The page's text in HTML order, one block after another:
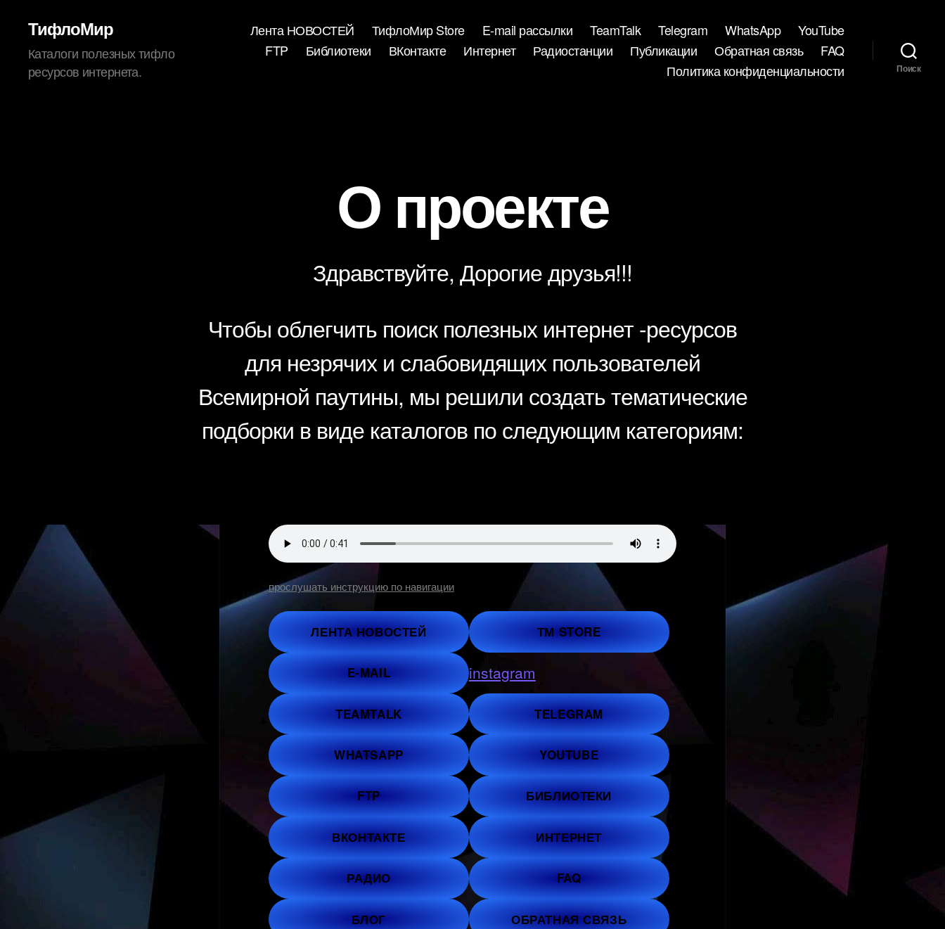
ТифлоМир
Каталоги полезных тифло
ресурсов интернета.
Лента НОВОСТЕЙ ТифлоМир Store E-mail рассылки TeamTalk Telegram WhatsApp
YouTube
FTP
Библиотеки ВКонтакте Интернет Радиостанции Публикации Обратная связь
FAQ
Политика конфиденциальности
Поиск
О проекте
Здравствуйте, Дорогие друзья!!!
Чтобы облегчить поиск полезных интернет -ресурсов
для незрячих и слабовидящих пользователей
Всемирной паутины, мы решили создать тематические
подборки в виде каталогов по следующим категориям:
прослушать инструкцию по навигации
ЛЕНТА НОВОСТЕЙ ТМ STORE
E-MAIL instagram
TEAMTALK TELEGRAM
WHATSAPP YOUTUBE
FTP БИБЛИОТЕКИ
ВКОНТАКТЕ ИНТЕРНЕТ
РАДИО FAQ
БЛОГ ОБРАТНАЯ СВЯЗЬ